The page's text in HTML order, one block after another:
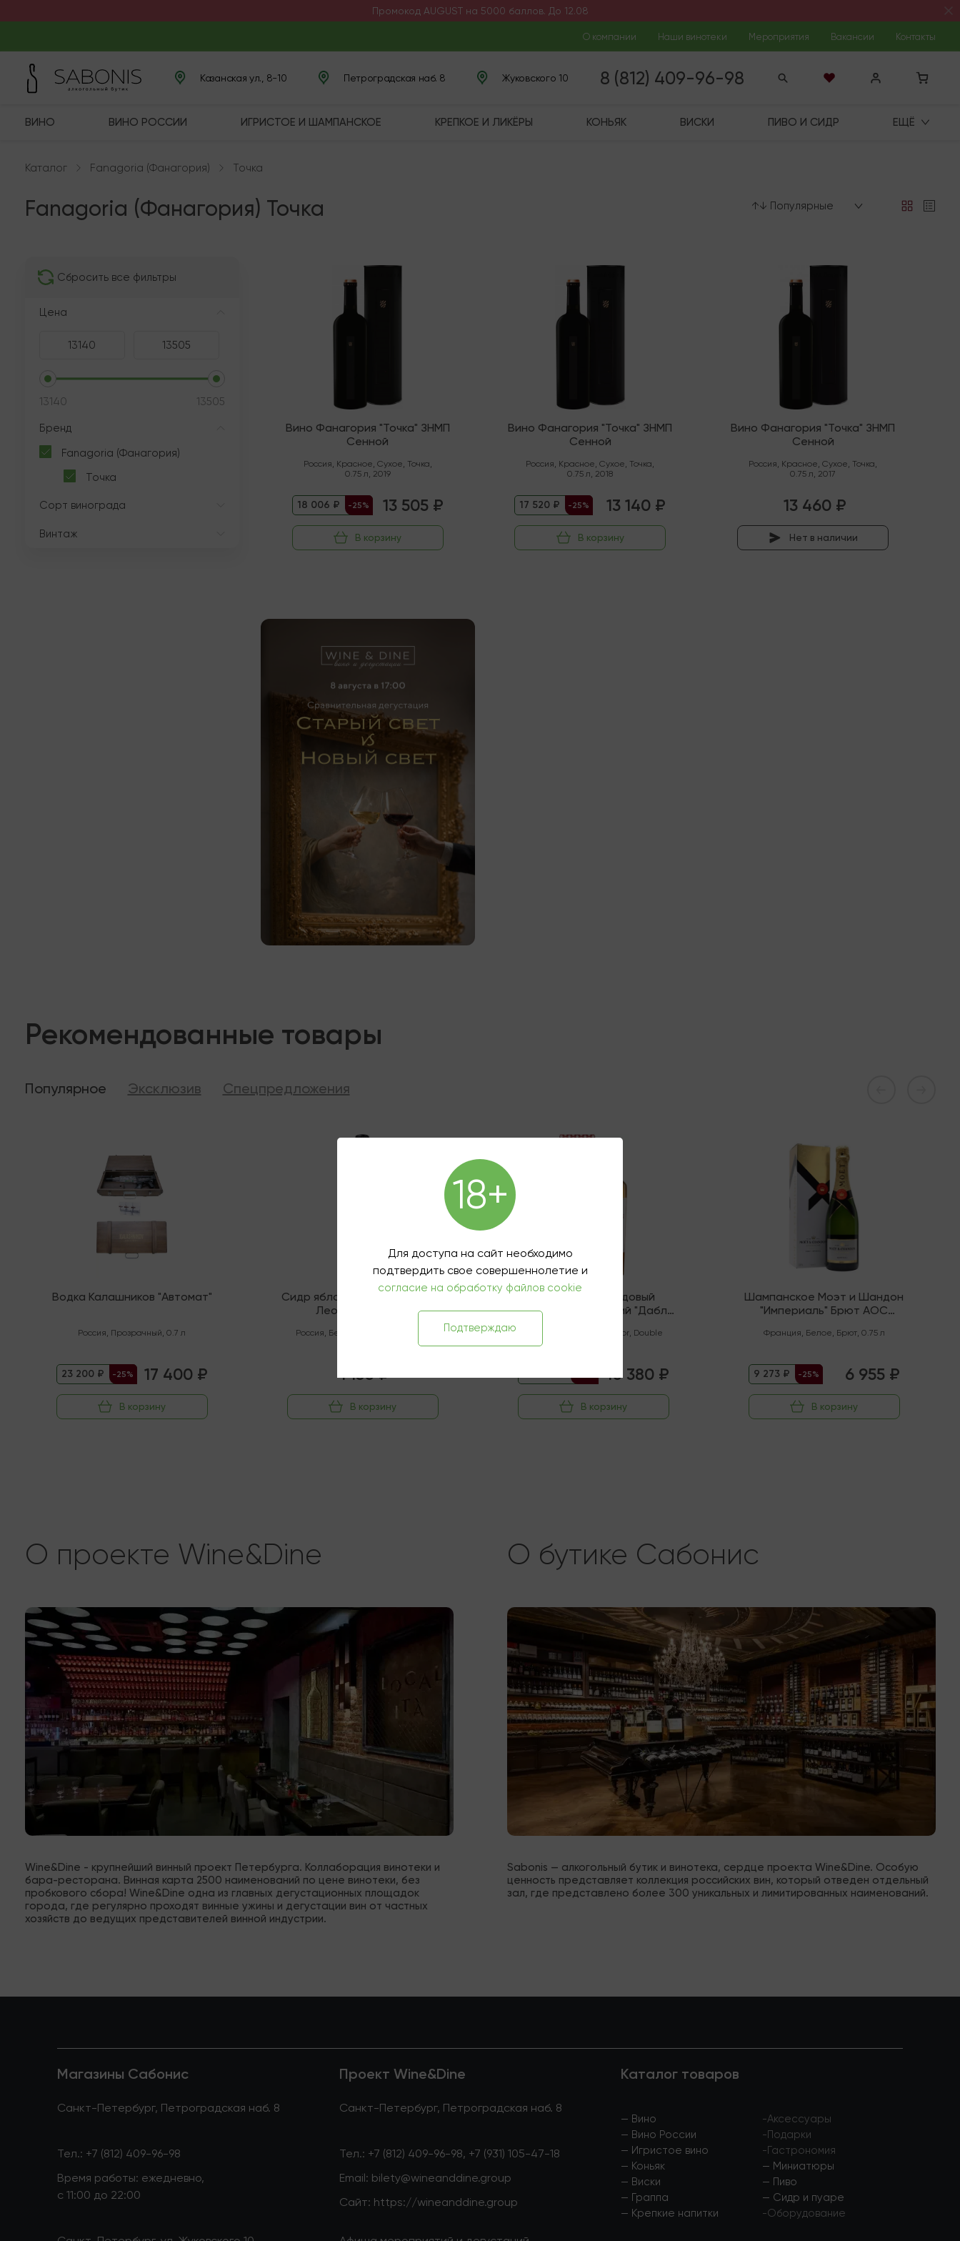
Промокод AUGUST на 5000 баллов. До 12.08
О компании Наши винотеки Мероприятия Вакансии Контакты
Казанская ул., 8-10 Петроградская наб. 8 Жуковского 10 8 (812) 409-96-98
ВИНО ВИНО РОССИИ ИГРИСТОЕ И ШАМПАНСКОЕ КРЕПКОЕ И ЛИКЁРЫ КОНЬЯК ВИСКИ ПИВО И СИДР ЕЩЁ
Каталог Fanagoria (Фанагория) Точка
Fanagoria (Фанагория) Точка ↑↓ Популярные
Сбросить все фильтры
Цена
13140 13505
Бренд
Fanagoria (Фанагория)
Точка
Сорт винограда
Винтаж
Вино Фанагория "Точка" ЗНМП
Сенной
Россия, Красное, Сухое, Точка,
0.75 л, 2019
18 006 ₽ -25% 13 505 ₽
В корзину
Вино Фанагория "Точка" ЗНМП
Сенной
Россия, Красное,Сухое, Точка,
0.75 л, 2018
17 520 ₽ -25% 13 140 ₽
В корзину
Вино Фанагория "Точка" ЗНМП
Сенной
Россия, Красное,Сухое, Точка,
0.75 л, 2017
13 460 ₽
Нет в наличии
Рекомендованные товары
Популярное Эксклюзив Спецпредложения
Водка Калашников "Автомат"
Россия, Прозрачный, 0.7 л
23 200 ₽ -25% 17 400 ₽
В корзину
Сидр яблочный Сидродельня
Леонид Леврана
Россия, Белый
1 150 ₽
В корзину
Виски односолодовый
Макаллан 12-летний "Дабл
Natural Color, Double
10 380 ₽
В корзину
Шампанское Моэт и Шандон
"Империаль" Брют AOC
Франция, Белое, Брют, 0.75 л
9 273 ₽ -25% 6 955 ₽
В корзину
О проекте Wine&Dine
Wine&Dine - крупнейший винный проект Петербурга. Коллаборация винотеки и
бара-ресторана. Винная карта 2500 наименований по цене винотеки, без
пробкового сбора! Wine&Dine одна из главных дегустационных площадок
города, где регулярно проходят винные ужины и дегустации вин от частных
хозяйств до ведущих представителей винной индустрии.
О бутике Сабонис
Sabonis — алкогольный бутик и винотека, сердце проекта Wine&Dine. Особую
ценность представляет коллекция российских вин, который отведен отдельный
зал, где представлено более 300 уникальных и лимитированных наименований.
Магазины Сабонис
Санкт-Петербург, Петроградская наб. 8
Тел.: +7 (812) 409-96-98
Время работы: ежедневно,
с 11:00 до 22:00
Проект Wine&Dine
Санкт-Петербург, Петроградская наб. 8
Тел.: +7 (812) 409-96-98, +7 (931) 105-47-18
Email: bilety@wineanddine.group
Сайт: https://wineanddine.group
Каталог товаров
— Вино
— Вино России
— Игристое вино
— Коньяк
— Виски
— Граппа
— Крепкие напитки
-Аксессуары
-Подарки
-Гастрономия
— Миниатюры
— Пиво
— Сидр и пуаре
-Оборудование
18+
Для доступа на сайт необходимо
подтвердить свое совершеннолетие и
согласие на обработку файлов cookie
Подтверждаю